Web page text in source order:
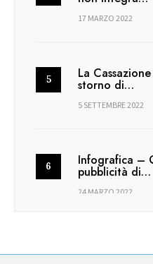
17 MARZO 2022
La
storno di…
5 SETTEMBRE 2022
Infografica –
pubblicità di…
24 MARZO 2022